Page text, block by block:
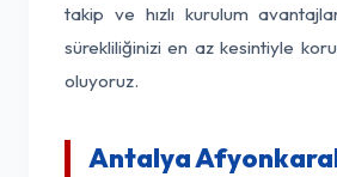
takip ve hızlı kurulum
sürekliliğinizi en az kesintiyle
oluyoruz.
Antalya